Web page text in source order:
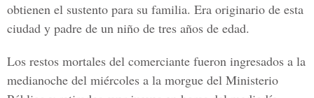
obtienen el sustento para su familia. Era originario de esta
ciudad y padre de un niño de tres años de edad.
Los restos mortales del comerciante fueron ingresados a la
medianoche del miércoles a la morgue del Ministerio